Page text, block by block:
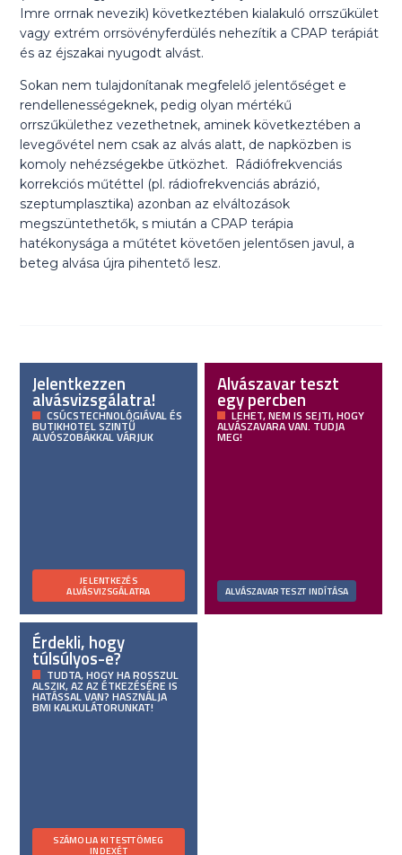
Imre orrnak nevezik) következtében kialakuló orrszűkület
vagy extrém orrsövényferdülés nehezítik a CPAP terápiát
és az éjszakai nyugodt alvást.
Sokan nem tulajdonítanak megfelelő jelentőséget e
rendellenességeknek, pedig olyan mértékű
orrszűkülethez vezethetnek, aminek következtében a
levegővétel nem csak az alvás alatt, de napközben is
komoly nehézségekbe ütközhet. Rádiófrekvenciás
korrekciós műtéttel (pl. rádiofrekvenciás abrázió,
szeptumplasztika) azonban az elváltozások
megszüntethetők, s miután a CPAP terápia
hatékonysága a műtétet követően jelentősen javul, a
beteg alvása újra pihentető lesz.
Jelentkezzen
alvásvizsgálatra!
CSÚCSTECHNOLÓGIÁVAL ÉS
BUTIKHOTEL SZINTŰ
ALVÓSZOBÁKKAL VÁRJUK
JELENTKEZÉS
ALVÁSVIZSGÁLATRA
Alvászavar teszt
egy percben
LEHET, NEM IS SEJTI, HOGY
ALVÁSZAVARA VAN. TUDJA
MEG!
ALVÁSZAVAR TESZT INDÍTÁSA
Érdekli, hogy
túlsúlyos-e?
TUDTA, HOGY HA ROSSZUL
ALSZIK, AZ AZ ÉTKEZÉSÉRE IS
HATÁSSAL VAN? HASZNÁLJA
BMI KALKULÁTORUNKAT!
SZÁMOLJA KI TESTTÖMEG
INDEXÉT